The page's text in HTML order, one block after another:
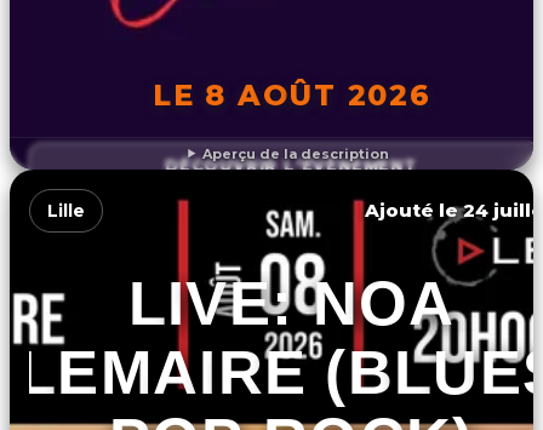
Aperçu de la description
LE 8 AOÛT 2026
DÉCOUVRIR L'ÉVÉNEMENT
Lille Ajouté le 24
LIVE: NOA
LEMAIRE